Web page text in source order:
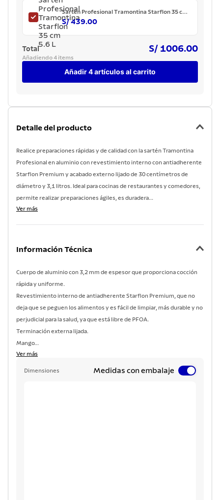
Sartén Profesional Tramontina Starflon 35 cm
5.6 L
S/ 439.00
Total S/ 1006.00
Añadiendo 4 items
Añadir 4 artículos al carrito
Detalle del producto
Realice preparaciones rápidas y de calidad con la sartén Tramontina
Profesional en aluminio con revestimiento interno con antiadherente
Starflon Premium y acabado externo lijado de 30 centímetros de
diámetro y 3,1 litros. Ideal para cocinas de restaurantes y comedores,
permite realizar preparaciones ágiles, es duradera...
Ver más
Información Técnica
Cuerpo de aluminio con 3,2 mm de espesor que proporciona cocción
rápida y uniforme.
Revestimiento interno de antiadherente Starflon Premium, que no
deja que se peguen los alimentos y es fácil de limpiar, más durable y no
perjudicial para la salud, ya que está libre de PFOA.
Terminación externa lijada.
Mango...
Ver más
Dimensiones Medidas con embalaje